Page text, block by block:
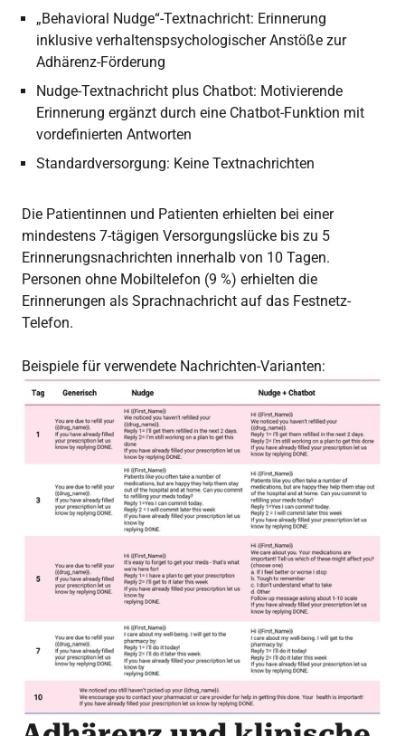
„Behavioral Nudge“-Textnachricht: Erinnerung
inklusive verhaltenspsychologischer Anstöße zur
Adhärenz-Förderung
Nudge-Textnachricht plus Chatbot: Motivierende
Erinnerung ergänzt durch eine Chatbot-Funktion mit
vordefinierten Antworten
Standardversorgung: Keine Textnachrichten
Die Patientinnen und Patienten erhielten bei einer
mindestens 7-tägigen Versorgungslücke bis zu 5
Erinnerungsnachrichten innerhalb von 10 Tagen.
Personen ohne Mobiltelefon (9 %) erhielten die
Erinnerungen als Sprachnachricht auf das Festnetz-
Telefon.
Beispiele für verwendete Nachrichten-Varianten: